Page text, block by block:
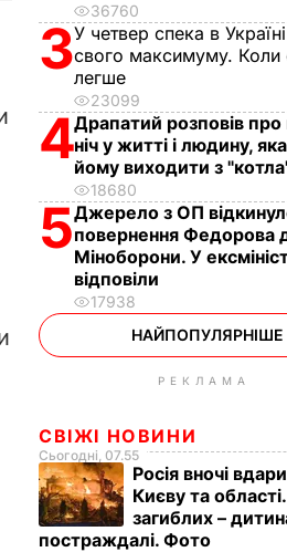
36760
3У четвер спека в
свого максимуму. Коли
легше
23099
4Драпатий розповів
ніч у житті і людину,
йому виходити з
18680
5Джерело з ОП
повернення Федорова
Міноборони. У
відповіли
17938
НАЙПОПУЛЯРНІШЕ
РЕКЛАМА
СВІЖІ НОВИНИ
Сьогодні, 07.55
Росія вночі
Києву та
загиблих –
постраждалі. Фото